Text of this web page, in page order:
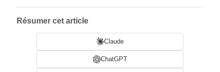
Résumer cet article
Claude
ChatGPT